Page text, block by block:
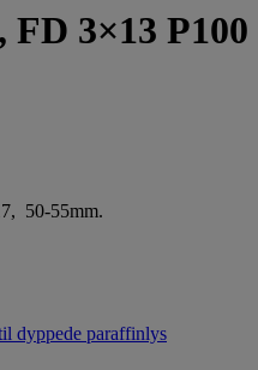
3×13
50-55mm.
dyppede paraffinlys